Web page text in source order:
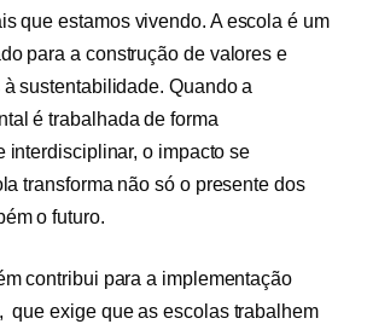
que estamos vivendo. A escola é um
para a construção de valores e
sustentabilidade. Quando a
é trabalhada de forma
interdisciplinar, o impacto se
transforma não só o presente dos
o futuro.
contribui para a implementação
que exige que as escolas trabalhem